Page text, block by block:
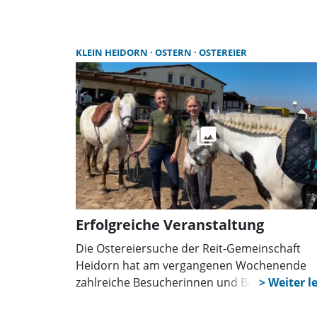
KLEIN HEIDORN OSTERN OSTEREIER
Erfolgreiche Veranstaltung
Die Ostereiersuche der Reit-Gemeinschaft
Heidorn hat am vergangenen Wochenende
zahlreiche Besucherinnen und Besucher auf